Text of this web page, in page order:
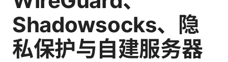
Shadowsocks、隐
私保护与自建服务器